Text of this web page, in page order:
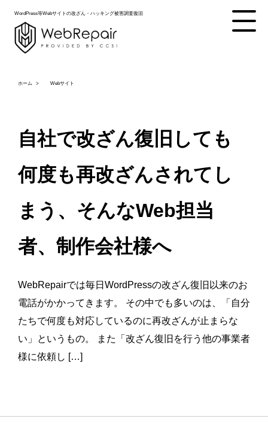
WordPress等Webサイトの改ざん・ハッキング被害調査復旧
ホーム Webサイト
自社で改ざん復旧しても
何度も再改ざんされてし
まう、そんなWeb担当
者、制作会社様へ
WebRepairでは毎日WordPressの改ざん復旧以来のお
電話がかかってきます。 その中でも多いのは、「自分
たちで何度も対応しているのに再改ざんが止まらな
い」というもの。 また「改ざん復旧を行う他の事業者
様に依頼し […]